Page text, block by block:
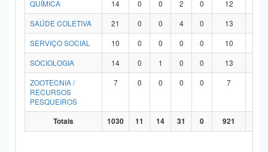
QUÍMICA
14 0 0 2 0 12
SAÚDE COLETIVA
21 0 0 4 0 13
SERVIÇO SOCIAL
10 0 0 0 0 10
SOCIOLOGIA
14 0 1 0 0 13
ZOOTECNIA /
RECURSOS
PESQUEIROS
7 0 0 0 0 7
Totais 1030 11 14 31 0 921